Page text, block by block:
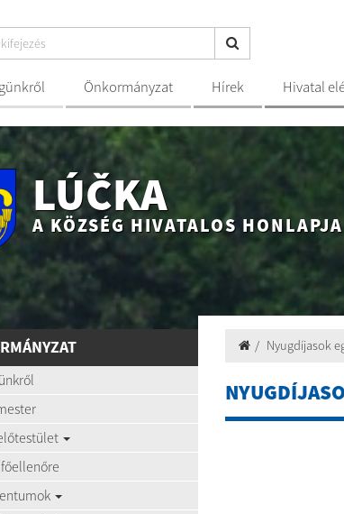
Önkormányzat Hírek Hivatal
LÚČKA
A KÖZSÉG HIVATALOS HONLAPJA
Nyugdíjasok